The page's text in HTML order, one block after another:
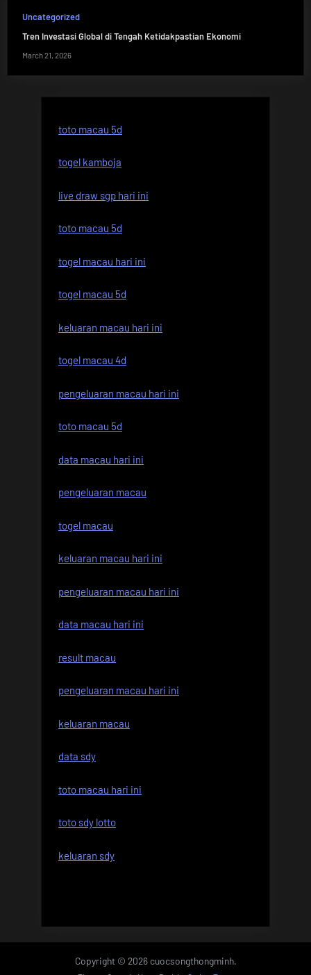
Uncategorized
Tren Investasi Global di Tengah Ketidakpastian Ekonomi
March 21, 2026
toto macau 5d
togel kamboja
live draw sgp hari ini
toto macau 5d
togel macau hari ini
togel macau 5d
keluaran macau hari ini
togel macau 4d
pengeluaran macau hari ini
toto macau 5d
data macau hari ini
pengeluaran macau
togel macau
keluaran macau hari ini
pengeluaran macau hari ini
data macau hari ini
result macau
pengeluaran macau hari ini
keluaran macau
data sdy
toto macau hari ini
toto sdy lotto
keluaran sdy
Copyright © 2026 cuocsongthongminh.